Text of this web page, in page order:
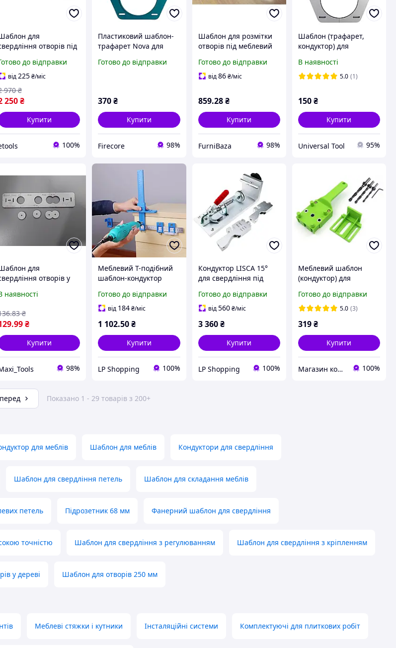
для
отворів під
до відправки
від225₴/міс
250₴
970 ₴
Купити
100%
Пластиковий шаблон-
трафарет Nova для
інсталяцію унітазу
Готово до відправки
370₴
Купити
Firecore 98%
Шаблон для розмітки
отворів під меблевий
шаблон для точного
свердління
Готово до відправки
від86 ₴/міс
859.28 ₴
Купити
FurniBaza 98%
Шаблон (трафарет,
кондуктор) для
інсталяцію (HNOVA1)
В наявності
5.0 (1)
150₴
Купити
Universal Tool 95%
для
отворів у
(90-60-30 мм)
наявності
.99₴
.83 ₴
Купити
98%
Меблевий Т-подібний
шаблон-кондуктор
лінійка для свердління
отворів під фурнітуру
Готово до відправки
від 184₴/міс
1 102.50₴
Купити
LP Shopping 100%
Кондуктор LISCA 15°
для свердління під
отворів під кутовий
шуруп
Готово до відправки
від560 ₴/міс
3 360 ₴
Купити
LP Shopping 100%
Меблевий шаблон
(кондуктор) для
фурнітуру, під шканты
6 8 10 мм
Готово до відправки
5.0 (3)
319₴
Купити
Магазин корисних інструментів APtools 100%
Показано 1 - 29 товарів з 200+
для меблів Шаблон для меблів Кондуктори для свердління
Шаблон для свердління петель Шаблон для складання меблів
петель Підрозетник 68 мм Фанерний шаблон для свердління
точністю Шаблон для свердління з регулюванням Шаблон для свердління з кріпленням
у дереві Шаблон для отворів 250 мм
Меблеві стяжки і кутники Інсталяційні системи Комплектуючі для плиткових робіт